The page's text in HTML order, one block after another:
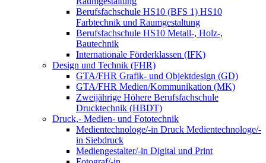
Berufsfachschule HS10 (BFS 1) HS10
Farbtechnik und Raumgestaltung
Berufsfachschule HS10 Metall-, Holz-,
Bautechnik
Internationale Förderklassen (IFK)
Design und Technik (FHR)
GTA/FHR Grafik- und Objektdesign (GD)
GTA/FHR Medien/Kommunikation (MK)
Zweijährige Höhere Berufsfachschule
Drucktechnik (HBDT)
Druck,- Medien- und Fototechnik
Medientechnologe/-in Druck Medientechnologe/-
in Siebdruck
Mediengestalter/-in Digital und Print